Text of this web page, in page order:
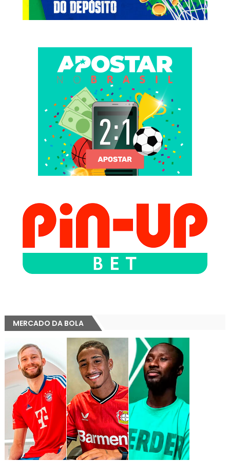
MERCADO DA BOLA